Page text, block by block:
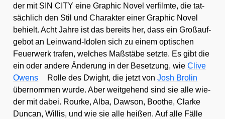
der mit SIN CITY eine Gra­phic Novel ver­film­te, die tat­
säch­lich den Stil und Cha­rak­ter einer Gra­phic Novel
behielt. Acht Jah­re ist das bereits her, dass ein Groß­auf­
ge­bot an Lein­wand-Ido­len sich zu einem opti­schen
Feu­er­werk tra­fen, wel­ches Maß­stä­be setz­te. Es gibt die
ein oder ande­re Ände­rung in der Beset­zung, wieCli­ve
Owens
Rol­le des Dwight, die jetzt vonJosh Bro­lin
über­nom­men wur­de. Aber weit­ge­hend sind sie alle wie­
der mit dabei. Rour­ke, Alba, Daw­son, Boo­t­he, Clar­ke
Dun­can, Wil­lis, und wie sie alle hei­ßen. Auf alle Fäl­le